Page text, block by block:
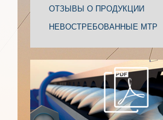
ОТЗЫВЫ О ПРОДУКЦИИ
НЕВОСТРЕБОВАННЫЕ МТР